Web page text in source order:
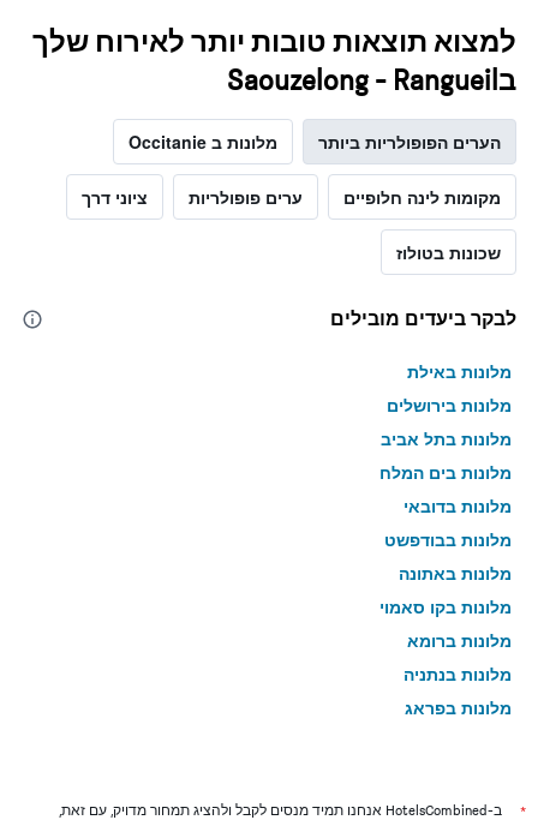
למצוא תוצאות טובות יותר לאירוח שלך
בSaouzelong - Rangueil
הערים הפופולריות ביותר מלונות ב Occitanie
מקומות לינה חלופיים ערים פופולריות ציוני דרך
שכונות בטולוז
לבקר ביעדים מובילים
מלונות באילת
מלונות בירושלים
מלונות בתל אביב
מלונות בים המלח
מלונות בדובאי
מלונות בבודפשט
מלונות באתונה
מלונות בקו סאמוי
מלונות ברומא
מלונות בנתניה
מלונות בפראג
מלונות בניו יורק
* ב-HotelsCombined אנחנו תמיד מנסים לקבל ולהציג תמחור מדויק, עם זאת,